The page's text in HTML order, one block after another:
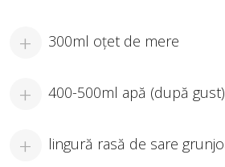
300ml oțet de mere
400-500ml apă (după
lingură rasă de sare